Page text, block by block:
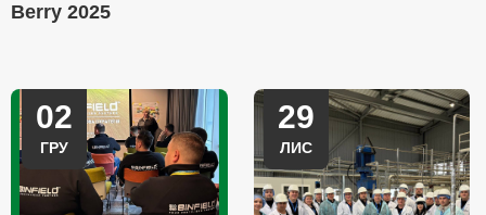
Berry 2025
02
ГРУ
29
ЛИС